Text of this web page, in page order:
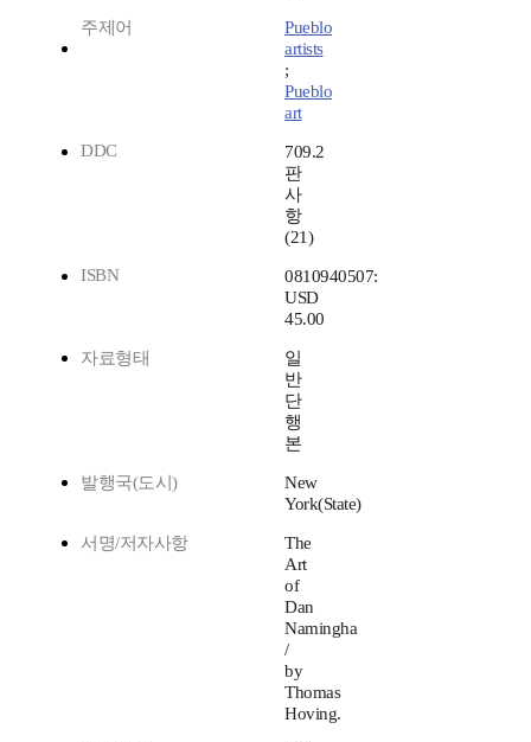
주제어
Pueblo
artists
;
Pueblo
art
DDC
709.2
판
사
항
(21)
ISBN
0810940507:
USD
45.00
자료형태
일
반
단
행
본
발행국(도시)
New
York(State)
서명/저자사항
The
Art
of
Dan
Namingha
/
by
Thomas
Hoving.